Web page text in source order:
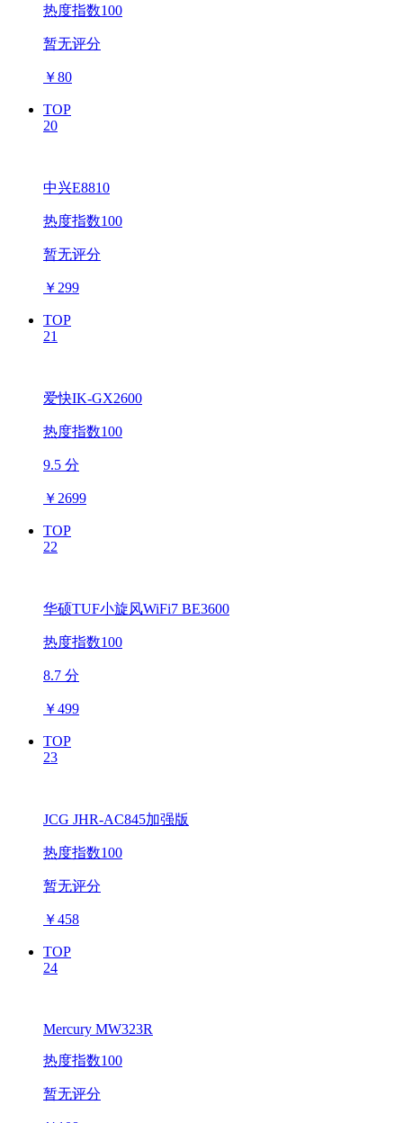
热度指数100
暂无评分
￥80
TOP
20
中兴E8810
热度指数100
暂无评分
￥ 299
TOP
21
爱快IK-GX2600
热度指数100
9.5 分
￥ 2699
TOP
22
华硕TUF小旋风WiFi7 BE3600
热度指数100
8.7 分
￥499
TOP
23
JCG JHR-AC845加强版
热度指数100
暂无评分
￥458
TOP
24
Mercury MW323R
热度指数100
暂无评分